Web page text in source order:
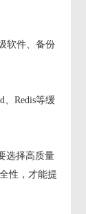
软件、备份
Redis等缓
选择高质量
性，才能提